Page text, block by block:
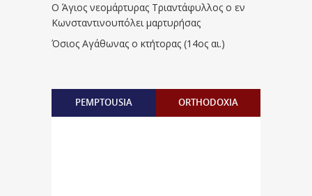
Ο Άγιος νεομάρτυρας Τριαντάφυλλος ο εν
Κωνσταντινουπόλει μαρτυρήσας
Όσιος Αγάθωνας ο κτήτορας (14ος αι.)
PEMPTOUSIA ORTHODOXIA